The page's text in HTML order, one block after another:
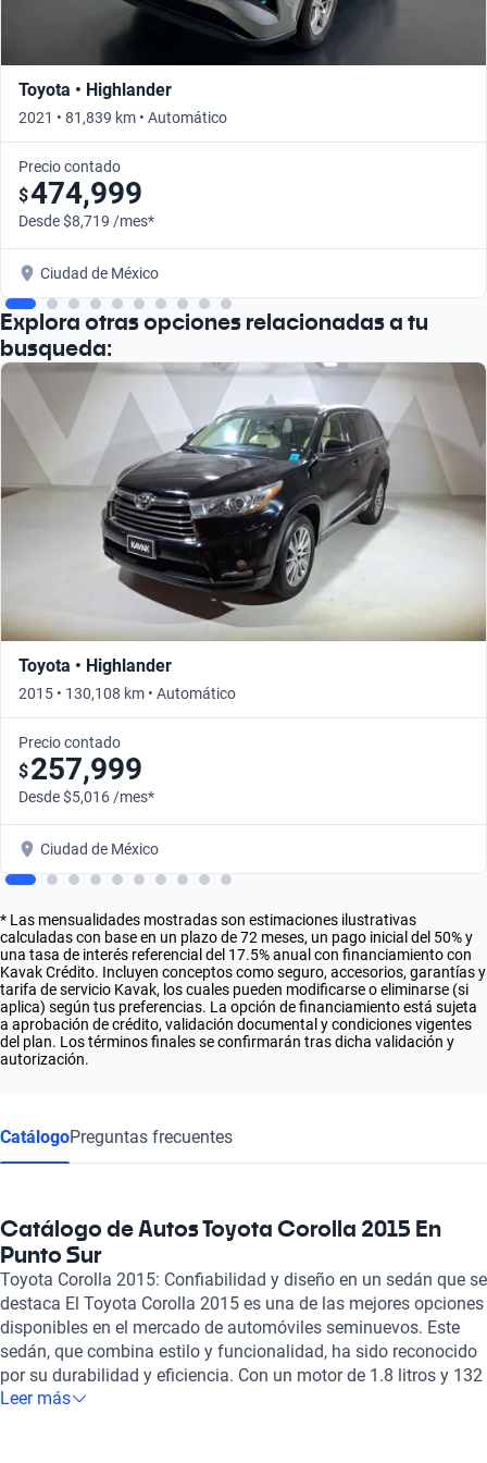
Toyota • Highlander
2021 • 81,839 km • Automático
Precio contado
$474,999
Desde $8,719 /mes*
Ciudad de México
Explora otras opciones relacionadas a tu
busqueda:
Toyota • Highlander
2015 • 130,108 km • Automático
Precio contado
$257,999
Desde $5,016 /mes*
Ciudad de México
* Las mensualidades mostradas son estimaciones ilustrativas
calculadas con base en un plazo de 72 meses, un pago inicial del 50% y
una tasa de interés referencial del 17.5% anual con financiamiento con
Kavak Crédito. Incluyen conceptos como seguro, accesorios, garantías y
tarifa de servicio Kavak, los cuales pueden modificarse o eliminarse (si
aplica) según tus preferencias. La opción de financiamiento está sujeta
a aprobación de crédito, validación documental y condiciones vigentes
del plan. Los términos finales se confirmarán tras dicha validación y
autorización.
CatálogoPreguntas frecuentes
Catálogo de Autos Toyota Corolla 2015 En
Punto Sur
Toyota Corolla 2015: Confiabilidad y diseño en un sedán que se
destaca El Toyota Corolla 2015 es una de las mejores opciones
disponibles en el mercado de automóviles seminuevos. Este
sedán, que combina estilo y funcionalidad, ha sido reconocido
por su durabilidad y eficiencia. Con un motor de 1.8 litros y 132
caballos de fuerza, ofrece un rendimiento excepcional con un
Leer más